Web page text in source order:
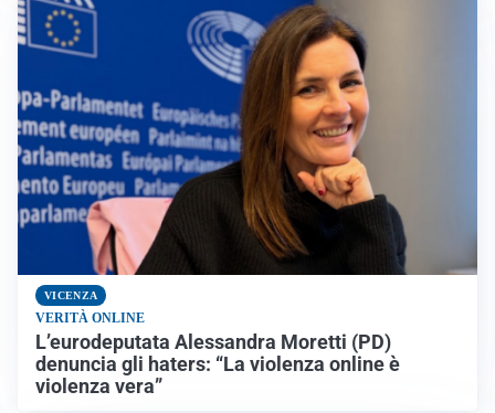
VICENZA
VERITÀ ONLINE
L’eurodeputata Alessandra Moretti (PD)
denuncia gli haters: “La violenza online è
violenza vera”